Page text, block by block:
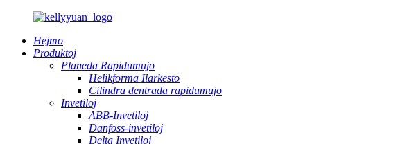
Hejmo
Produktoj
Planeda Rapidumujo
Helikforma Ilarkesto
Cilindra dentrada rapidumujo
Invetiloj
ABB-Invetiloj
Danfoss-invetiloj
Delta Invetiloj